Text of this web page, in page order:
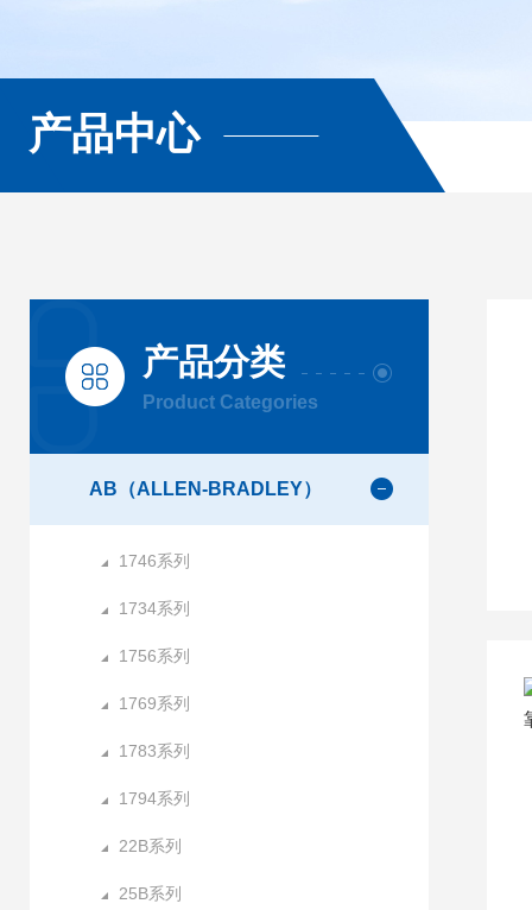
产品中心
产品分类
Product Categories
AB（ALLEN-BRADLEY）
1746系列
1734系列
1756系列
1769系列
1783系列
1794系列
22B系列
25B系列